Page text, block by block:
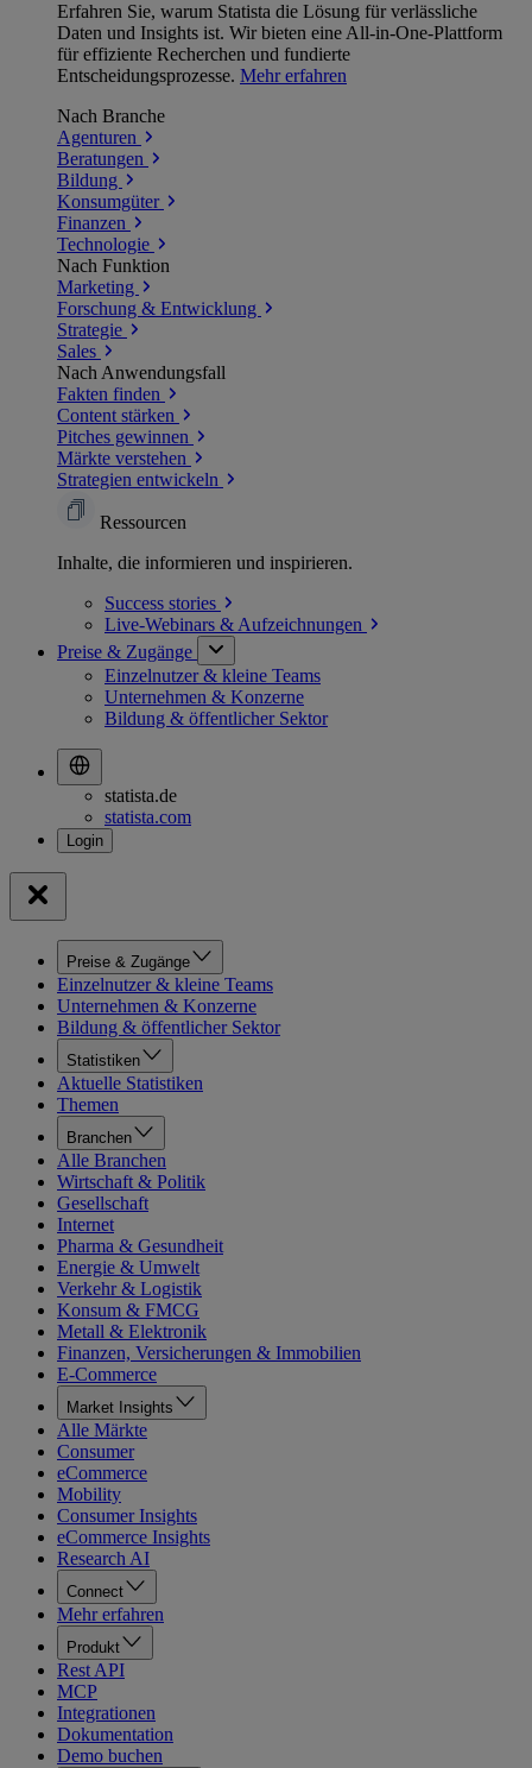
Erfahren Sie, warum Statista die Lösung für verlässliche
Daten und Insights ist. Wir bieten eine All-in-One-Plattform
für effiziente Recherchen und fundierte
Entscheidungsprozesse. Mehr erfahren
Nach Branche
Agenturen
Beratungen
Bildung
Konsumgüter
Finanzen
Technologie
Nach Funktion
Marketing
Forschung & Entwicklung
Strategie
Sales
Nach Anwendungsfall
Fakten finden
Content stärken
Pitches gewinnen
Märkte verstehen
Strategien entwickeln
Ressourcen
Inhalte, die informieren und inspirieren.
Success stories
Live-Webinars & Aufzeichnungen
Preise & Zugänge
Einzelnutzer & kleine Teams
Unternehmen & Konzerne
Bildung & öffentlicher Sektor
statista.de
statista.com
Preise & Zugänge
Einzelnutzer & kleine Teams
Unternehmen & Konzerne
Bildung & öffentlicher Sektor
Statistiken
Aktuelle Statistiken
Themen
Branchen
Alle Branchen
Wirtschaft & Politik
Gesellschaft
Internet
Pharma & Gesundheit
Energie & Umwelt
Verkehr & Logistik
Konsum & FMCG
Metall & Elektronik
Finanzen, Versicherungen & Immobilien
E-Commerce
Market Insights
Alle Märkte
Consumer
eCommerce
Mobility
Consumer Insights
eCommerce Insights
Research AI
Connect
Mehr erfahren
Produkt
Rest API
MCP
Integrationen
Dokumentation
Demo buchen